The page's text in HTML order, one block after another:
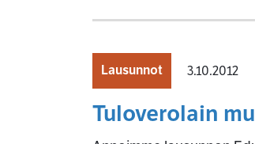
Lausunnot 3.10.2012
Tuloverolain